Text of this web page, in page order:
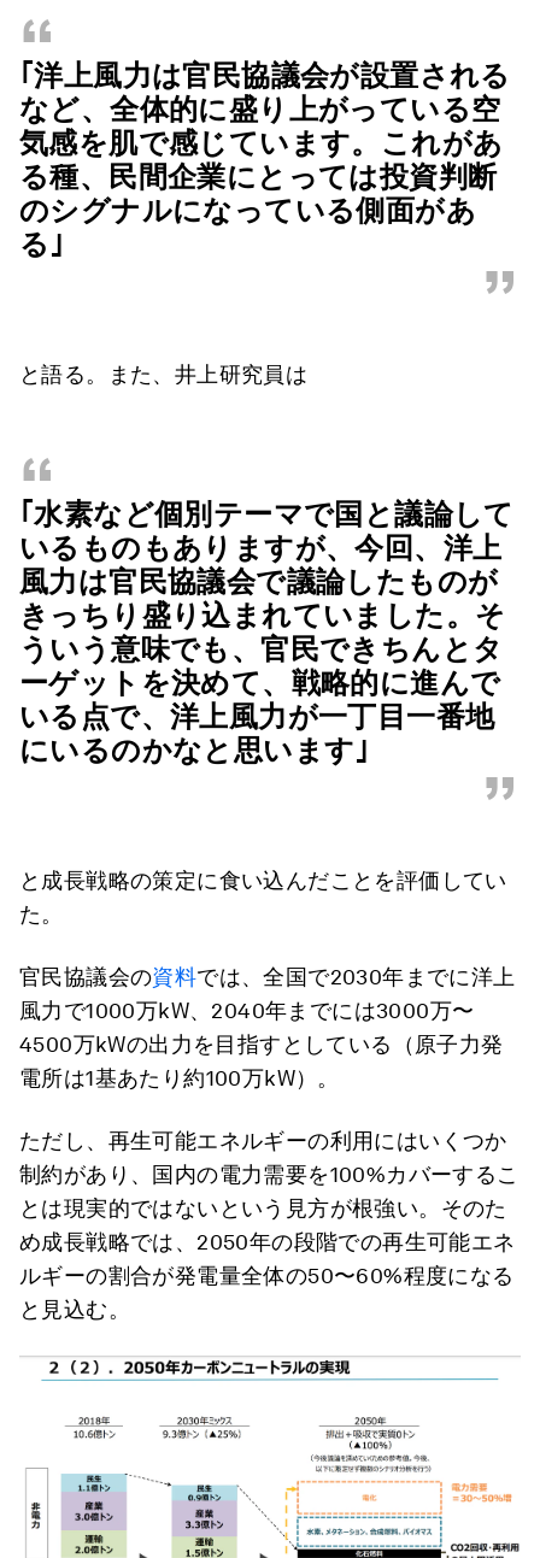
“
｢洋上風力は官民協議会が設置される
など、全体的に盛り上がっている空
気感を肌で感じています。これがあ
る種、民間企業にとっては投資判断
のシグナルになっている側面があ
る｣
”
と語る。また、井上研究員は
“
｢水素など個別テーマで国と議論して
いるものもありますが、今回、洋上
風力は官民協議会で議論したものが
きっちり盛り込まれていました。 そ
ういう意味でも、官民できちんとタ
ーゲットを決めて、戦略的に進んで
いる点で、 洋上風力が一丁目一番地
にいるのかなと思います ｣
”
と成長戦略の策定に食い込んだことを評価してい
た。
官民協議会の資料では、全国で2030年までに洋上
風力で1000万kW、2040年までには3000万〜
4500万kWの出力を目指すとしている（原子力発
電所は1基あたり約100万kW）。
ただし、再生可能エネルギーの利用にはいくつか
制約があり、国内の電力需要を100%カバーするこ
とは現実的ではないという見方が根強い。そのた
め成長戦略では、2050年の段階での再生可能エネ
ルギーの割合が発電量全体の50〜60%程度になる
と見込む。